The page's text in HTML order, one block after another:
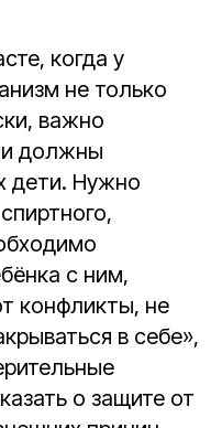
когда у
не только
важно
должны
дети. Нужно
с ним,
конфликты, не
в себе»,
о защите от